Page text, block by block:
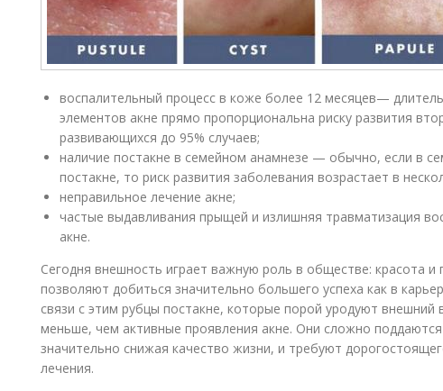
воспалительный процесс в коже более 12 месяцев—
элементов акне прямо пропорциональна риску развития
развивающихся до 95% случаев;
наличие постакне в семейном анамнезе — обычно, если в
постакне, то риск развития заболевания возрастает в
неправильное лечение акне;
частые выдавливания прыщей и излишняя травматизация
акне.
Сегодня внешность играет важную роль в обществе: красота и
позволяют добиться значительно большего успеха как в
связи с этим рубцы постакне, которые порой уродуют внешний
меньше, чем активные проявления акне. Они сложно поддаются
значительно снижая качество жизни, и требуют
лечения.